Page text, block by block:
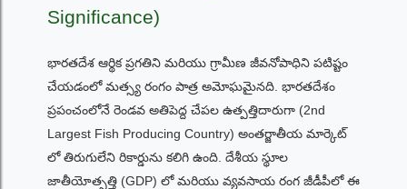
Significance)
భారతదేశ ఆర్థిక ప్రగతిని మరియు గ్రామీణ జీవనోపాధిని పటిష్టం
చేయడంలో మత్స్య రంగం పాత్ర అమోఘమైనది. భారతదేశం
ప్రపంచంలోనే రెండవ అతిపెద్ద చేపల ఉత్పత్తిదారుగా (2nd
Largest Fish Producing Country) అంతర్జాతీయ మార్కెట్
లో తిరుగులేని రికార్డును కలిగి ఉంది. దేశీయ స్థూల
జాతీయోత్పత్తి (GDP) లో మరియు వ్యవసాయ రంగ జీడీపీలో ఈ